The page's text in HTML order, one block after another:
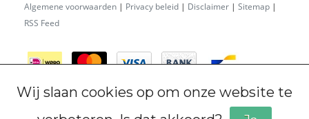
Algemene voorwaarden | Privacy beleid | Disclaimer | Sitemap |
RSS Feed
Wij slaan cookies op om onze website te